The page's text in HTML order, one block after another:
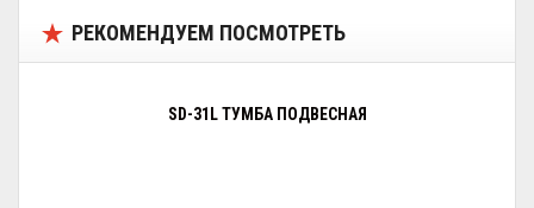
РЕКОМЕНДУЕМ ПОСМОТРЕТЬ
SD-31L ТУМБА ПОДВЕСНАЯ